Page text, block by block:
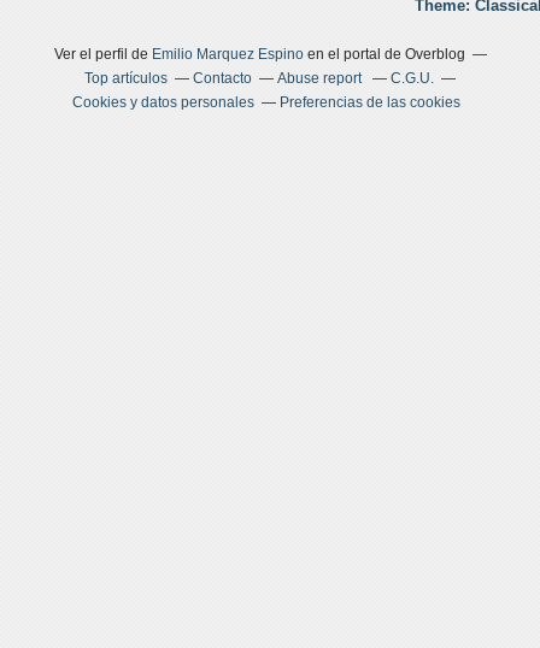
Theme:
Ver el perfil de Emilio Marquez Espinoen el portal de Overblog
Top artículos
Contacto Abuse report
C.G.U.
Cookies y datos personales
Preferencias de las cookies